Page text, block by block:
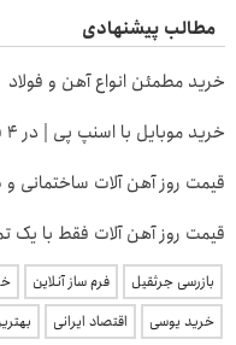
مطالب پیشنهادی
خرید مطمئن انواع آهن و فولاد
خرید موبایل با اسنپ پی | در ۴ قسط بدون سود و کارمزد!
قیمت روز آهن آلات ساختمانی
قیمت روز آهن آلات فقط با یک
بازرسی جرثقیل فرم ساز آنلاین
خرید یوسی
اقتصاد ایرانی